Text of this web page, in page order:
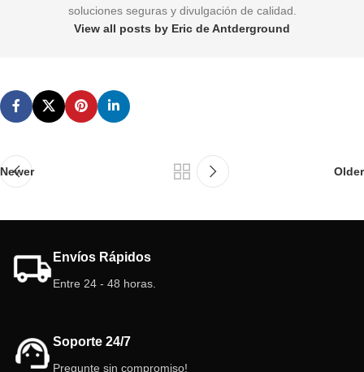
soluciones seguras y divulgación de calidad.
View all posts by Eric de Antderground
Newer Older
Envíos Rápidos
Entre 24 - 48 horas.
Soporte 24/7
Pregunte sin compromiso!